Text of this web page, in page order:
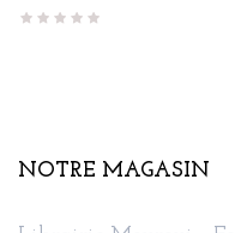
NOTRE MAGASIN